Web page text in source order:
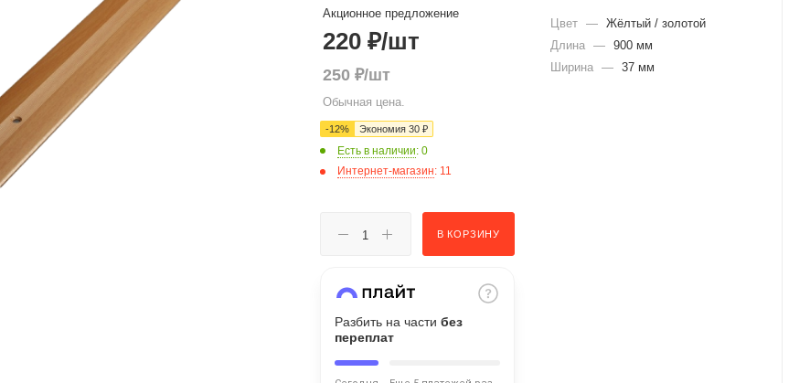
Акционное предложение
220 ₽/шт
250 ₽/шт
Обычная цена.
-12% Экономия 30₽
Есть в наличии: 0
Интернет-магазин: 11
В КОРЗИНУ
Разбить на части без
переплат
Цвет —
Жёлтый / золотой
Длина —
900 мм
Ширина — 37 мм
Добавляйте товары